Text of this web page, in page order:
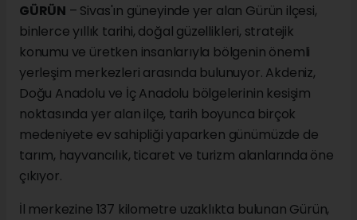
GÜRÜN – Sivas'ın güneyinde yer alan Gürün ilçesi,
binlerce yıllık tarihi, doğal güzellikleri, stratejik
konumu ve üretken insanlarıyla bölgenin önemli
yerleşim merkezleri arasında bulunuyor. Akdeniz,
Doğu Anadolu ve İç Anadolu bölgelerinin kesişim
noktasında yer alan ilçe, tarih boyunca birçok
medeniyete ev sahipliği yaparken günümüzde de
tarım, hayvancılık, ticaret ve turizm alanlarında öne
çıkıyor.
İl merkezine 137 kilometre uzaklıkta bulunan Gürün,